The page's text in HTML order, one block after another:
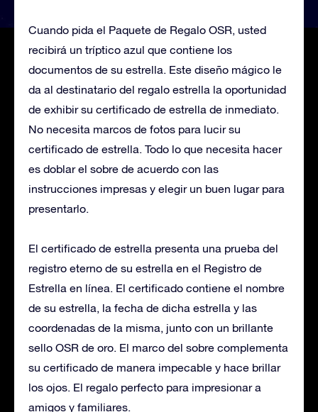
Cuando pida el Paquete de Regalo OSR, usted
recibirá un tríptico azul que contiene los
documentos de su estrella. Este diseño mágico le
da al destinatario del regalo estrella la oportunidad
de exhibir su certificado de estrella de inmediato.
No necesita marcos de fotos para lucir su
certificado de estrella. Todo lo que necesita hacer
es doblar el sobre de acuerdo con las
instrucciones impresas y elegir un buen lugar para
presentarlo.
El certificado de estrella presenta una prueba del
registro eterno de su estrella en el Registro de
Estrella en línea. El certificado contiene el nombre
de su estrella, la fecha de dicha estrella y las
coordenadas de la misma, junto con un brillante
sello OSR de oro. El marco del sobre complementa
su certificado de manera impecable y hace brillar
los ojos. El regalo perfecto para impresionar a
amigos y familiares.